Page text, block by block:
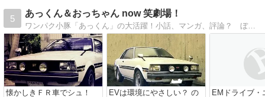
5
あっくん＆おっちゃん now 笑劇場！
ワンパク小豚「あっくん」の大活躍！小話、マンガ、評論？ ぼちぼちと更新中・・・
懐かしきＦＲ車でシュ！
EVは環境にやさしい？ の
EMドライブ・